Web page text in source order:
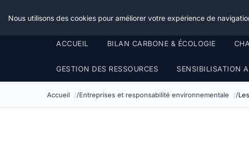
Happy Calyx Farmer
ACCUEIL BILAN CARBONE & ÉCOLOGIE
GESTION DES RESSOURCES SENSIBILISATION
Accueil Entreprises et responsabilité environnementale
Nous utilisons des cookies pour améliorer votre expérience de